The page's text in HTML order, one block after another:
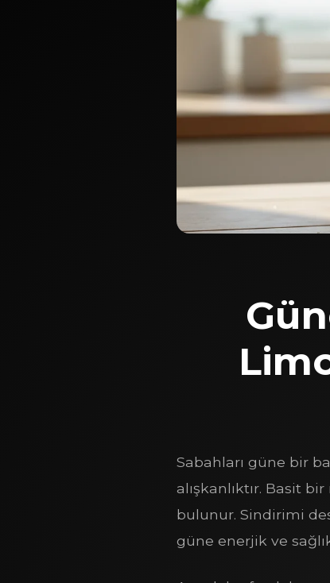
Sabahları güne bir
alışkanlıktır. Basit
bulunur. Sindirimi
güne enerjik ve